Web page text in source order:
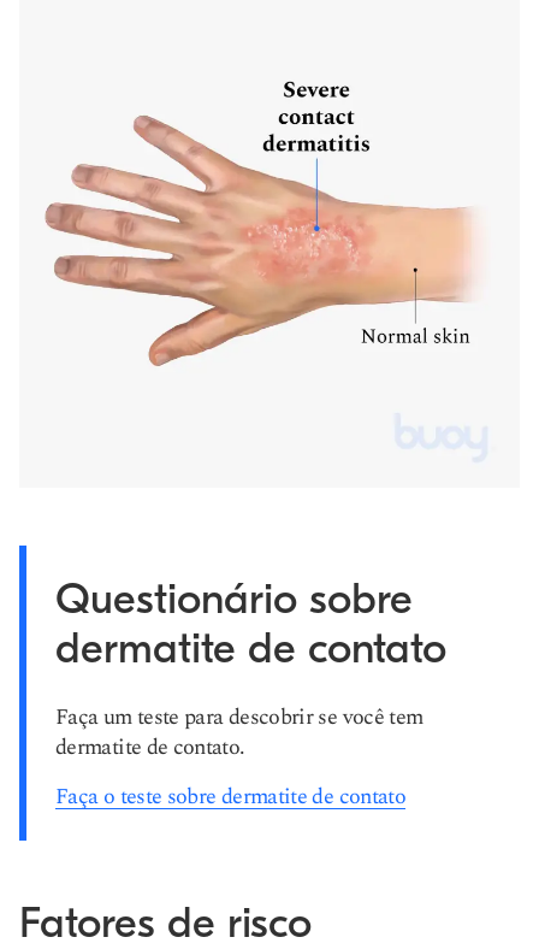
Questionário sobre
dermatite de contato
Faça um teste para descobrir se você tem
dermatite de contato.
Faça o teste sobre dermatite de contato
Fatores de risco